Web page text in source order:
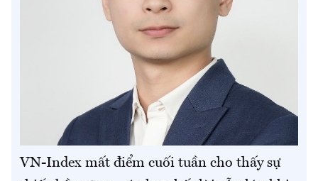
VN-Index mất điểm cuối tuần cho thấy sự